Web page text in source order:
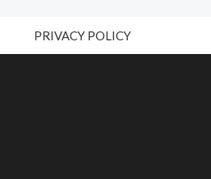
PRIVACY POLICY